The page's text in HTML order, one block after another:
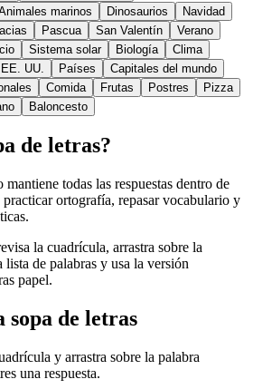
marinos Dinosaurios
Navidad
Pascua San Valentín
Verano
Sistema solar Biología
Clima
UU. Países
Capitales del mundo
Comida Frutas Postres
Pizza
Baloncesto
de letras?
todas las respuestas dentro de
ortografía, repasar vocabulario y
la cuadrícula, arrastra sobre la
de palabras y usa la versión
papel.
sopa de letras
y arrastra sobre la palabra
una respuesta.